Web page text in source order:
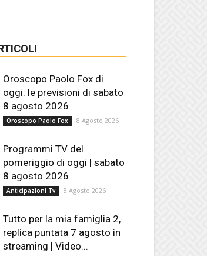
Oroscopo Paolo Fox di
oggi: le previsioni di sabato
8 agosto 2026
Oroscopo Paolo Fox 8 Agosto 2026
Programmi TV del
pomeriggio di oggi | sabato
8 agosto 2026
Anticipazioni Tv 8 Agosto 2026
Tutto per la mia famiglia 2,
replica puntata 7 agosto in
streaming | Video...